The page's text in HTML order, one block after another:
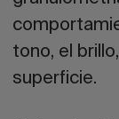
tono, el
superficie.